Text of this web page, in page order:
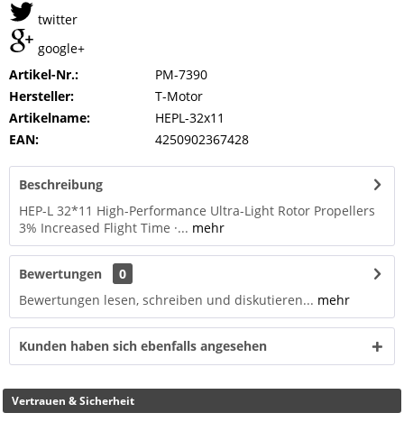
twitter
google+
Artikel-Nr.:
PM-7390
Hersteller:
T-Motor
Artikelname:
HEPL-32x11
EAN:
4250902367428
Beschreibung
HEP-L 32*11 High-Performance Ultra-Light Rotor Propellers
3% Increased Flight Time ·... mehr
Bewertungen
0
Bewertungen lesen, schreiben und diskutieren... mehr
Kunden haben sich ebenfalls angesehen
Vertrauen & Sicherheit